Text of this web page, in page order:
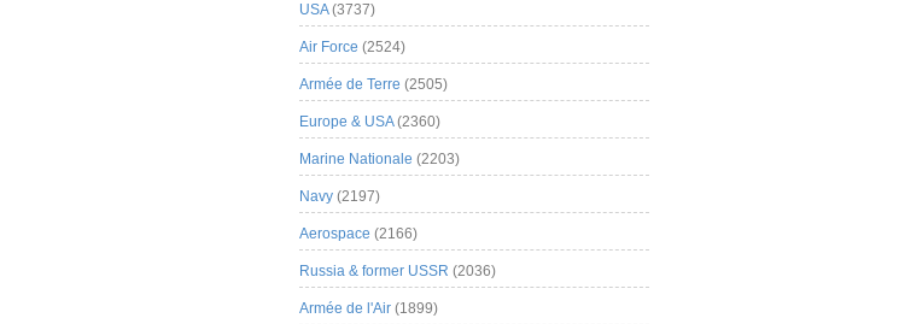
USA(3737)
Air Force (2524)
Armée de Terre (2505)
Europe & USA(2360)
Marine Nationale (2203)
Navy (2197)
Aerospace (2166)
Russia & former USSR (2036)
Armée de l'Air (1899)